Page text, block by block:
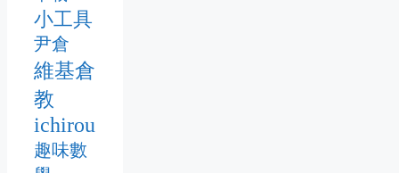
小工具
尹倉
維基倉
教
ichirou
趣味數